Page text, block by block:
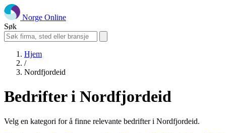
Norge Online
Søk
Hjem
/
Nordfjordeid
Bedrifter i Nordfjordeid
Velg en kategori for å finne relevante bedrifter i Nordfjordeid.